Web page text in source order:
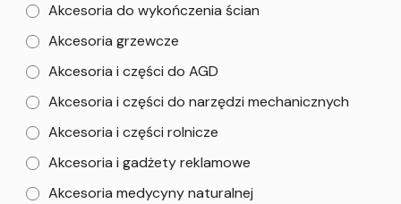
Akcesoria do wykończenia ścian
Akcesoria grzewcze
Akcesoria i części do AGD
Akcesoria i części do narzędzi mechanicznych
Akcesoria i części rolnicze
Akcesoria i gadżety reklamowe
Akcesoria medycyny naturalnej